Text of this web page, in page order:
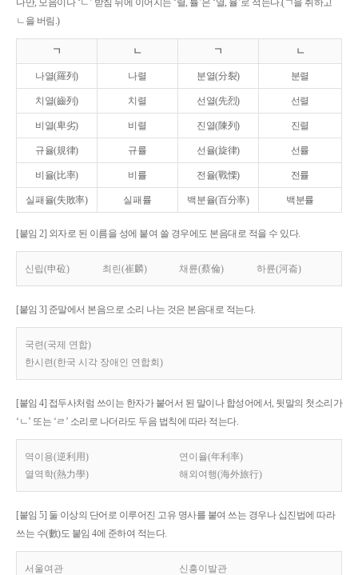
다만, 모음이나 ‘ㄴ’ 받침 뒤에 이어지는 ‘렬, 률’은 ‘열, 율’로 적는다.(ㄱ을 취하고
ㄴ을 버림.)
ㄱ ㄴ ㄱ ㄴ
나열(羅列) 나렬 분열(分裂) 분렬
치열(齒列) 치렬 선열(先烈) 선렬
비열(卑劣) 비렬 진열(陳列) 진렬
규율(規律) 규률 선율(旋律) 선률
비율(比率) 비률 전율(戰慄) 전률
실패율(失敗率) 실패률 백분율(百分率) 백분률
[붙임 2] 외자로 된 이름을 성에 붙여 쓸 경우에도 본음대로 적을 수 있다.
신립(申砬) 최린(崔麟) 채륜(蔡倫) 하륜(河崙)
[붙임 3] 준말에서 본음으로 소리 나는 것은 본음대로 적는다.
국련(국제 연합)
한시련(한국 시각 장애인 연합회)
[붙임 4] 접두사처럼 쓰이는 한자가 붙어서 된 말이나 합성어에서, 뒷말의 첫소리가
‘ㄴ’ 또는 ‘ㄹ’ 소리로 나더라도 두음 법칙에 따라 적는다.
역이용(逆利用)
연이율(年利率)
열역학(熱力學)
해외여행(海外旅行)
[붙임 5] 둘 이상의 단어로 이루어진 고유 명사를 붙여 쓰는 경우나 십진법에 따라
쓰는 수(數)도 붙임 4에 준하여 적는다.
서울여관 신흥이발관